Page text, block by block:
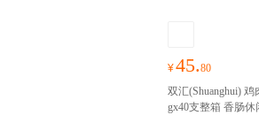
¥45.80
双汇(Shuanghui) 鸡
gx40支整箱 香肠